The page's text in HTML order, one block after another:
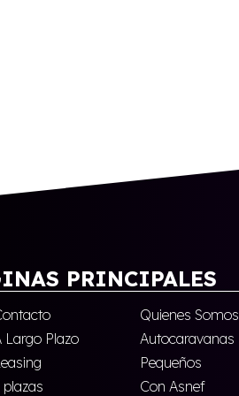
PRINCIPALES
Quienes Somos
Largo Plazo
Autocaravanas
Pequeños
plazas
Con Asnef